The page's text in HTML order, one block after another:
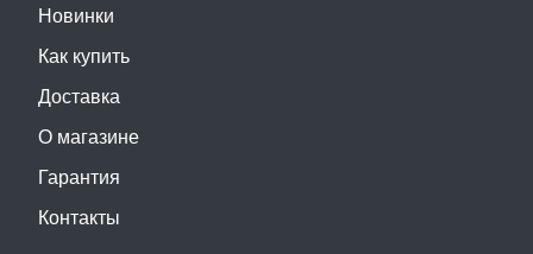
Новинки
Как купить
Доставка
О магазине
Гарантия
Контакты